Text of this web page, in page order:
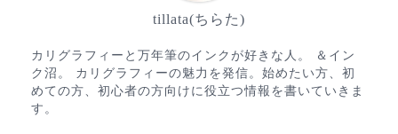
tillata(ちらた)
カリグラフィーと万年筆のインクが好きな人。 ＆イン
ク沼。 カリグラフィーの魅力を発信。始めたい方、初
めての方、初心者の方向けに役立つ情報を書いていきま
す。